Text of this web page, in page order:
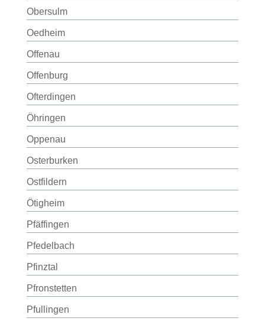
Obersulm
Oedheim
Offenau
Offenburg
Ofterdingen
Öhringen
Oppenau
Osterburken
Ostfildern
Ötigheim
Pfäffingen
Pfedelbach
Pfinztal
Pfronstetten
Pfullingen